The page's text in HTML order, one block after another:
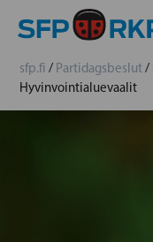
sfp.fi / Partidagsbeslut/
Hyvinvointialuevaalit